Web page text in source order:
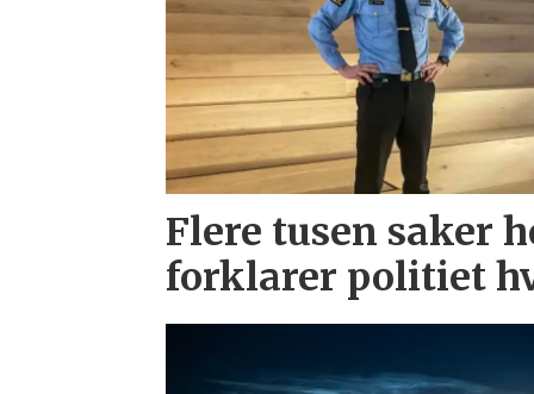
Flere tusen saker
forklarer politiet